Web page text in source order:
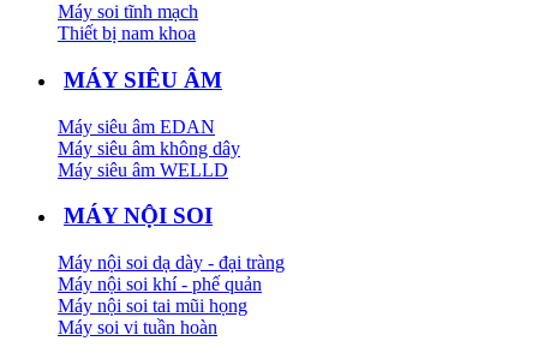
Máy soi tĩnh mạch
Thiết bị nam khoa
MÁY SIÊU ÂM
Máy siêu âm EDAN
Máy siêu âm không dây
Máy siêu âm WELLD
MÁY NỘI SOI
Máy nội soi dạ dày - đại tràng
Máy nội soi khí - phế quản
Máy nội soi tai mũi họng
Máy soi vi tuần hoàn